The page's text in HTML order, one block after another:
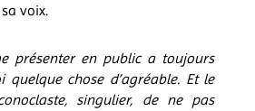
voix.
présenter en public a toujours
quelque chose d’agréable. Et le
singulier, de ne pas